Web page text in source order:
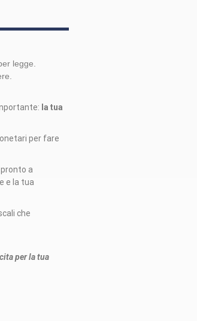
legge.
la tua
per fare
a
e la tua
che
per la tua